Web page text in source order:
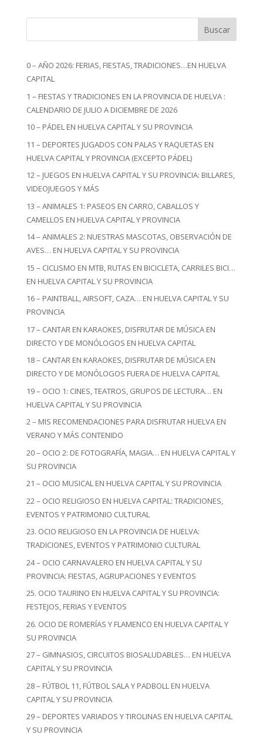
Buscar
0 – AÑO 2026: FERIAS, FIESTAS, TRADICIONES…EN HUELVA
CAPITAL
1 – FIESTAS Y TRADICIONES EN LA PROVINCIA DE HUELVA :
CALENDARIO DE JULIO A DICIEMBRE DE 2026
10 – PÁDEL EN HUELVA CAPITAL Y SU PROVINCIA
11 – DEPORTES JUGADOS CON PALAS Y RAQUETAS EN
HUELVA CAPITAL Y PROVINCIA (EXCEPTO PÁDEL)
12 – JUEGOS EN HUELVA CAPITAL Y SU PROVINCIA: BILLARES,
VIDEOJUEGOS Y MÁS
13 – ANIMALES 1: PASEOS EN CARRO, CABALLOS Y
CAMELLOS EN HUELVA CAPITAL Y PROVINCIA
14 – ANIMALES 2: NUESTRAS MASCOTAS, OBSERVACIÓN DE
AVES… EN HUELVA CAPITAL Y SU PROVINCIA
15 – CICLISMO EN MTB, RUTAS EN BICICLETA, CARRILES BICI…
EN HUELVA CAPITAL Y SU PROVINCIA
16 – PAINTBALL, AIRSOFT, CAZA… EN HUELVA CAPITAL Y SU
PROVINCIA
17 – CANTAR EN KARAOKES, DISFRUTAR DE MÚSICA EN
DIRECTO Y DE MONÓLOGOS EN HUELVA CAPITAL
18 – CANTAR EN KARAOKES, DISFRUTAR DE MÚSICA EN
DIRECTO Y DE MONÓLOGOS FUERA DE HUELVA CAPITAL
19 – OCIO 1: CINES, TEATROS, GRUPOS DE LECTURA… EN
HUELVA CAPITAL Y SU PROVINCIA
2 – MIS RECOMENDACIONES PARA DISFRUTAR HUELVA EN
VERANO Y MÁS CONTENIDO
20 – OCIO 2: DE FOTOGRAFÍA, MAGIA… EN HUELVA CAPITAL Y
SU PROVINCIA
21 – OCIO MUSICAL EN HUELVA CAPITAL Y SU PROVINCIA
22 – OCIO RELIGIOSO EN HUELVA CAPITAL: TRADICIONES,
EVENTOS Y PATRIMONIO CULTURAL
23. OCIO RELIGIOSO EN LA PROVINCIA DE HUELVA:
TRADICIONES, EVENTOS Y PATRIMONIO CULTURAL
24 – OCIO CARNAVALERO EN HUELVA CAPITAL Y SU
PROVINCIA: FIESTAS, AGRUPACIONES Y EVENTOS
25. OCIO TAURINO EN HUELVA CAPITAL Y SU PROVINCIA:
FESTEJOS, FERIAS Y EVENTOS
26. OCIO DE ROMERÍAS Y FLAMENCO EN HUELVA CAPITAL Y
SU PROVINCIA
27 – GIMNASIOS, CIRCUITOS BIOSALUDABLES… EN HUELVA
CAPITAL Y SU PROVINCIA
28 – FÚTBOL 11, FÚTBOL SALA Y PADBOLL EN HUELVA
CAPITAL Y SU PROVINCIA
29 – DEPORTES VARIADOS Y TIROLINAS EN HUELVA CAPITAL
Y SU PROVINCIA